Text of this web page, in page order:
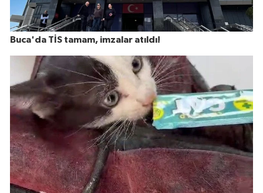
Buca'da TİS tamam, imzalar atıldı!